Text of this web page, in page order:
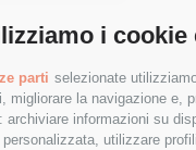
i cookie
parti selezionate
migliorare la navigazione e,
archiviare informazioni su
utilizzare
-23.28% rispetto